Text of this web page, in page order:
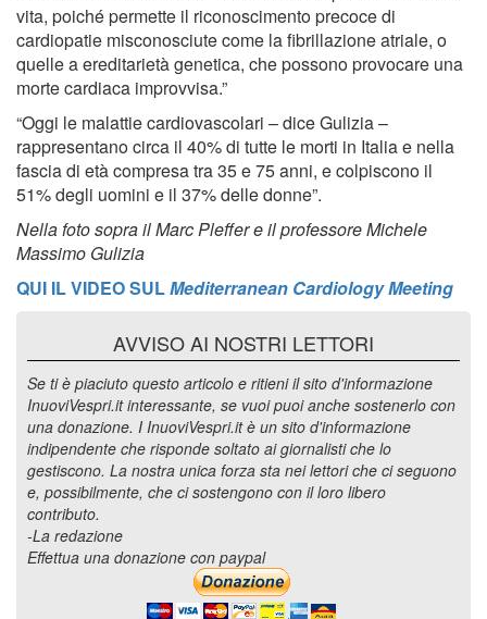
vita, poiché permette il riconoscimento precoce di
cardiopatie misconosciute come la fibrillazione atriale, o
quelle a ereditarietà genetica, che possono provocare una
morte cardiaca improvvisa.”
“Oggi le malattie cardiovascolari – dice Gulizia –
rappresentano circa il 40% di tutte le morti in Italia e nella
fascia di età compresa tra 35 e 75 anni, e colpiscono il
51% degli uomini e il 37% delle donne”.
Nella foto sopra il Marc Pleffer e il professore Michele
Massimo Gulizia
QUI IL VIDEO SULMediterranean Cardiology Meeting
AVVISO AI NOSTRI LETTORI
Se ti è piaciuto questo articolo e ritieni il sito d'informazione
InuoviVespri.it interessante, se vuoi puoi anche sostenerlo con
una donazione. I InuoviVespri.it è un sito d'informazione
indipendente che risponde soltato ai giornalisti che lo
gestiscono. La nostra unica forza sta nei lettori che ci seguono
e, possibilmente, che ci sostengono con il loro libero
contributo.
-La redazione
Effettua una donazione con paypal